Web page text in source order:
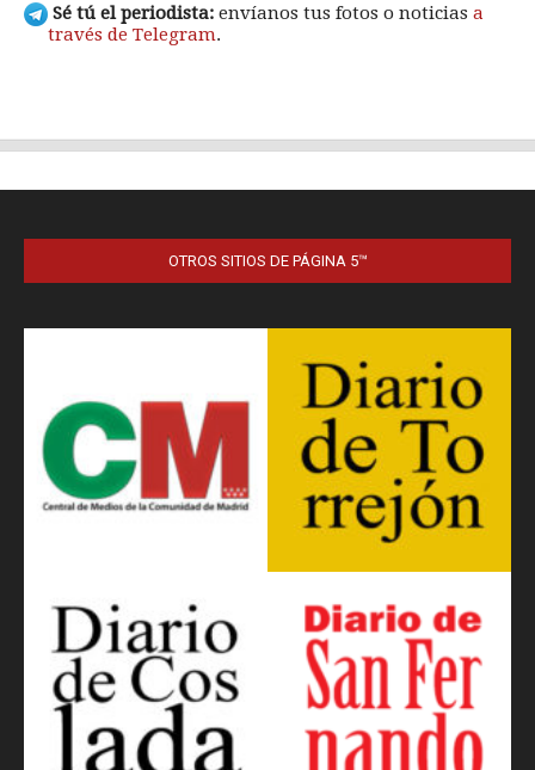
OTROS SITIOS DE PÁGINA 5™